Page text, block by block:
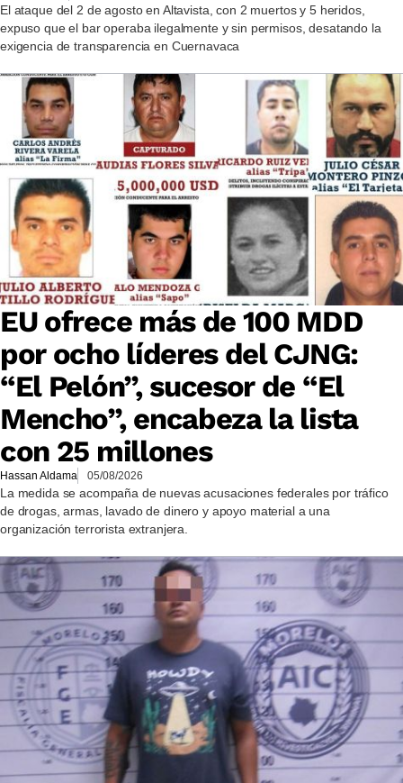
El ataque del 2 de agosto en Altavista, con 2 muertos y 5 heridos,
expuso que el bar operaba ilegalmente y sin permisos, desatando la
exigencia de transparencia en Cuernavaca
EU ofrece más de 100 MDD
por ocho líderes del CJNG:
“El Pelón”, sucesor de “El
Mencho”, encabeza la lista
con 25 millones
Hassan Aldama 05/08/2026
La medida se acompaña de nuevas acusaciones federales por tráfico
de drogas, armas, lavado de dinero y apoyo material a una
organización terrorista extranjera.